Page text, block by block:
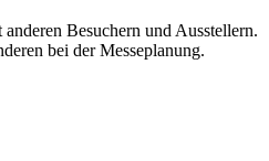
Besuchern und Ausstellern.
bei der Messeplanung.